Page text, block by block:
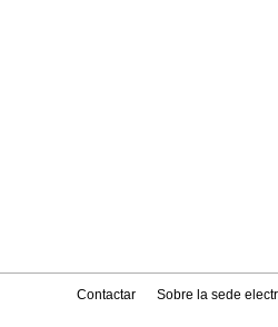
Contactar Sobre la sede